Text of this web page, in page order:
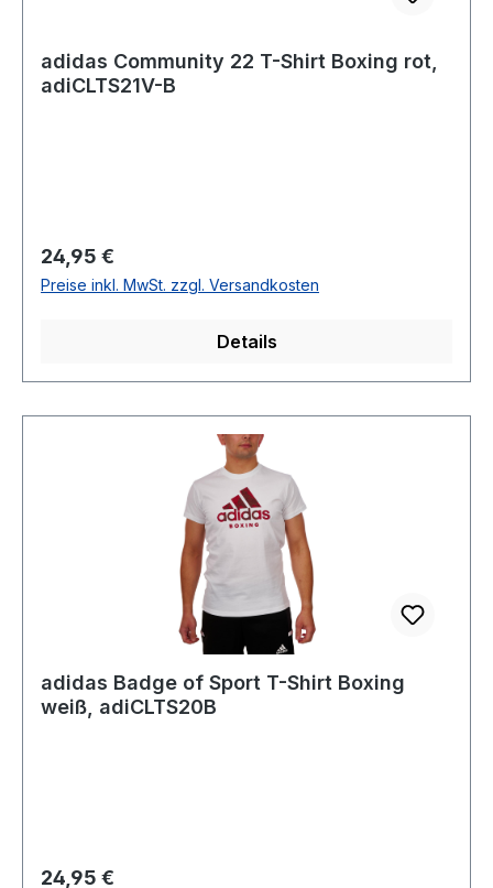
adidas Community 22 T-Shirt Boxing rot,
adiCLTS21V-B
Regulärer Preis:
24,95 €
Preise inkl. MwSt. zzgl. Versandkosten
Details
adidas Badge of Sport T-Shirt Boxing
weiß, adiCLTS20B
Regulärer Preis:
24,95 €